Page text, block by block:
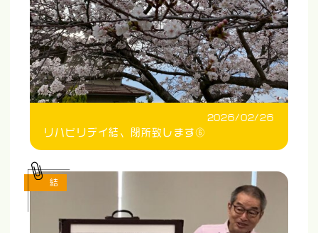
2026/02/26
リハビリデイ結、閉所致します⑥
結